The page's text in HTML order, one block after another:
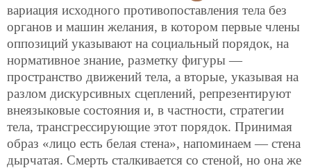
вариация исходного противопоставления тела без
органов и машин желания, в котором первые члены
оппозиций указывают на социальный порядок, на
нормативное знание, разметку фигуры —
пространство движений тела, а вторые, указывая на
разлом дискурсивных сцеплений, репрезентируют
внеязыковые состояния и, в частности, стратегии
тела, трансгрессирующие этот порядок. Принимая
образ «лицо есть белая стена», напоминаем — стена
дырчатая. Смерть сталкивается со стеной, но она же